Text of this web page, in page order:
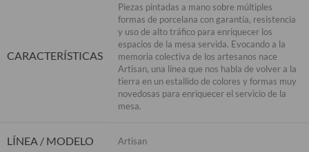
CARACTERÍSTICAS
Piezas pintadas a mano sobre múltiples
formas de porcelana con garantía, resistencia
y uso de alto tráfico para enriquecer los
espacios de la mesa servida. Evocando a la
memoria colectiva de los artesanos nace
Artisan, una línea que nos habla de volver a la
tierra en un estallido de colores y formas muy
novedosas para enriquecer el servicio de la
mesa.
LÍNEA / MODELO Artisan